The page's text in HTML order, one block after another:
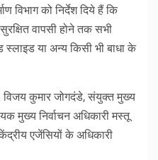
विभाग को निर्देश दिये हैं कि
वापसी होने तक सभी
स्लाइड या अन्य किसी भी बाधा के
विजय कुमार जोगदंडे, संयुक्त मुख्य
मुख्य निर्वाचन अधिकारी मस्तू
एजेंसियों के अधिकारी